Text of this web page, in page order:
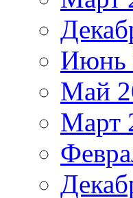
Июнь
Май
Март